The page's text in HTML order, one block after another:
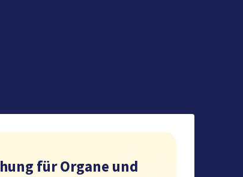
für Organe und